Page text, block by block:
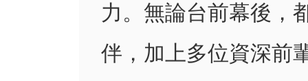
力。無論台前幕後，
伴，加上多位資深前